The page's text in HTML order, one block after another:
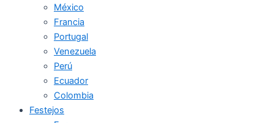
México
Francia
Portugal
Venezuela
Perú
Ecuador
Colombia
Festejos